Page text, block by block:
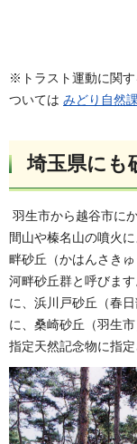
※トラスト運動に関
ついては みどり自然
埼玉県にも
羽生市から越谷市に
間山や榛名山の噴火
畔砂丘（かはんさき
河畔砂丘群と呼びま
に、浜川戸砂丘（春
に、桑崎砂丘（羽生
指定天然記念物に指定